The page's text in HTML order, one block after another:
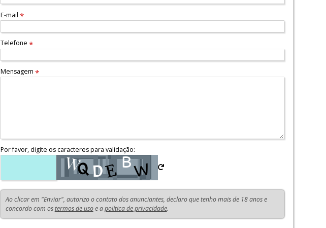
E-mail *
Telefone *
Mensagem *
Por favor, digite os caracteres para validação:
Ao clicar em "Enviar", autorizo o contato dos anunciantes, declaro que tenho mais de 18 anos e
concordo com ostermos de usoe apolítica de privacidade.